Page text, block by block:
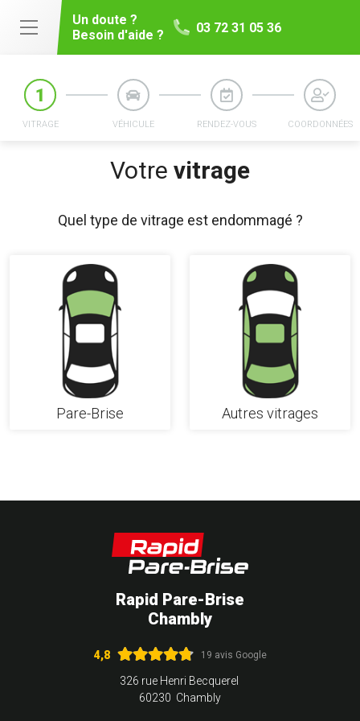
Un doute ?
Besoin d'aide ?
03 72 31 05 36
Votre vitrage
VITRAGE VÉHICULE RENDEZ-VOUS COORDONNÉES
Quel type de vitrage est endommagé ?
Pare-Brise Autres vitrages
Rapid Pare-Brise
Chambly
4,8 19 avis Google
326 rue Henri Becquerel
60230 Chambly